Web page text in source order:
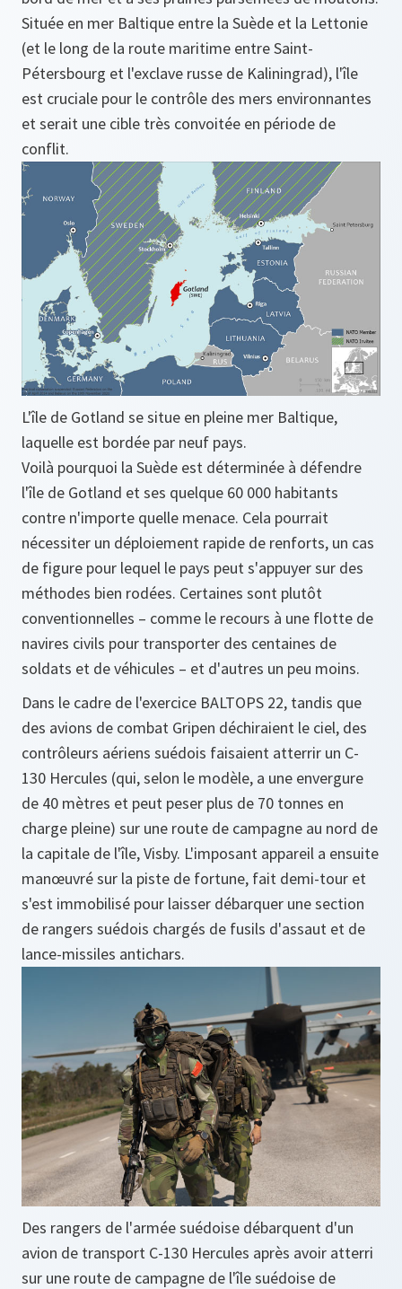
Située en mer Baltique entre la Suède et la Lettonie
(et le long de la route maritime entre Saint-
Pétersbourg et l'exclave russe de Kaliningrad), l'île
est cruciale pour le contrôle des mers environnantes
et serait une cible très convoitée en période de
conflit.
L'île de Gotland se situe en pleine mer Baltique,
laquelle est bordée par neuf pays.
Voilà pourquoi la Suède est déterminée à défendre
l'île de Gotland et ses quelque 60 000 habitants
contre n'importe quelle menace. Cela pourrait
nécessiter un déploiement rapide de renforts, un cas
de figure pour lequel le pays peut s'appuyer sur des
méthodes bien rodées. Certaines sont plutôt
conventionnelles – comme le recours à une flotte de
navires civils pour transporter des centaines de
soldats et de véhicules – et d'autres un peu moins.
Dans le cadre de l'exercice BALTOPS 22, tandis que
des avions de combat Gripen déchiraient le ciel, des
contrôleurs aériens suédois faisaient atterrir un C-
130 Hercules (qui, selon le modèle, a une envergure
de 40 mètres et peut peser plus de 70 tonnes en
charge pleine) sur une route de campagne au nord de
la capitale de l'île, Visby. L'imposant appareil a ensuite
manœuvré sur la piste de fortune, fait demi-tour et
s'est immobilisé pour laisser débarquer une section
de rangers suédois chargés de fusils d'assaut et de
lance-missiles antichars.
Des rangers de l'armée suédoise débarquent d'un
avion de transport C-130 Hercules après avoir atterri
sur une route de campagne de l'île suédoise de